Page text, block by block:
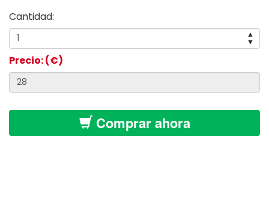
Cantidad:
▲
▼
Precio: (€)
Comprar ahora